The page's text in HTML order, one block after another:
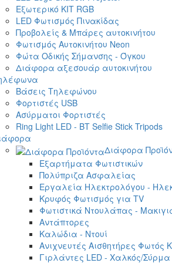
Εξωτερικό ΚΙΤ RGB
LED Φωτισμός Πινακίδας
Προβολείς & Μπάρες αυτοκινήτου
Φωτισμός Αυτοκινήτου Neon
Φώτα Οδικής Σήμανσης - Όγκου
Διάφορα αξεσουάρ αυτοκινήτου
Βάσεις Τηλεφώνου
Φορτιστές USB
Ασύρματοι Φορτιστές
Ring Light LED - BT Selfie Stick Tripods
Διάφορα
Εξαρτήματα Φωτιστικών
Πολύπριζα Ασφαλείας
Εργαλεία Ηλεκτρολόγου -
Κρυφός Φωτισμός για TV
Φωτιστικά Ντουλάπας -
Αντάπτορες
Καλώδια - Ντουί
Ανιχνευτές Αισθητήρες Φωτός
Γιρλάντες LED - Χαλκός/Σύρμα